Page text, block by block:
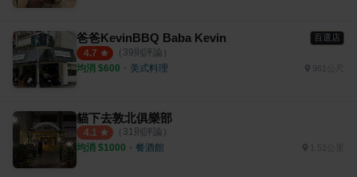
爸爸KevinBBQ Baba Kevin 百選店
4.7 （ 39則評論）
均消 $600 ・ 美式料理
貓下去敦北俱樂部
4.1 （ 31則評論）
均消 $1000 ・ 餐酒館 1.51公里